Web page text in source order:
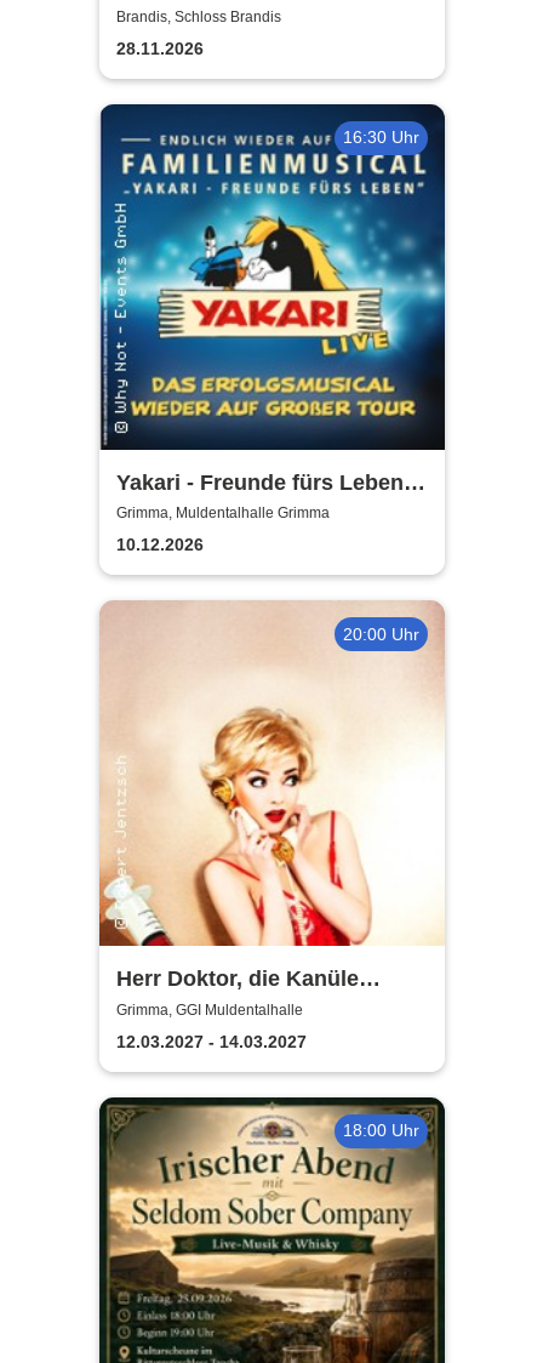
Kerzenschein -
Adventskonzert
Brandis, Schloss Brandis
28.11.2026
16:30 Uhr
Yakari - Freunde fürs Leben -
Das Musical für die ganze
Familie
Grimma, Muldentalhalle Grimma
10.12.2026
20:00 Uhr
Herr Doktor, die Kanüle
klemmt
Grimma, GGI Muldentalhalle
12.03.2027 - 14.03.2027
18:00 Uhr